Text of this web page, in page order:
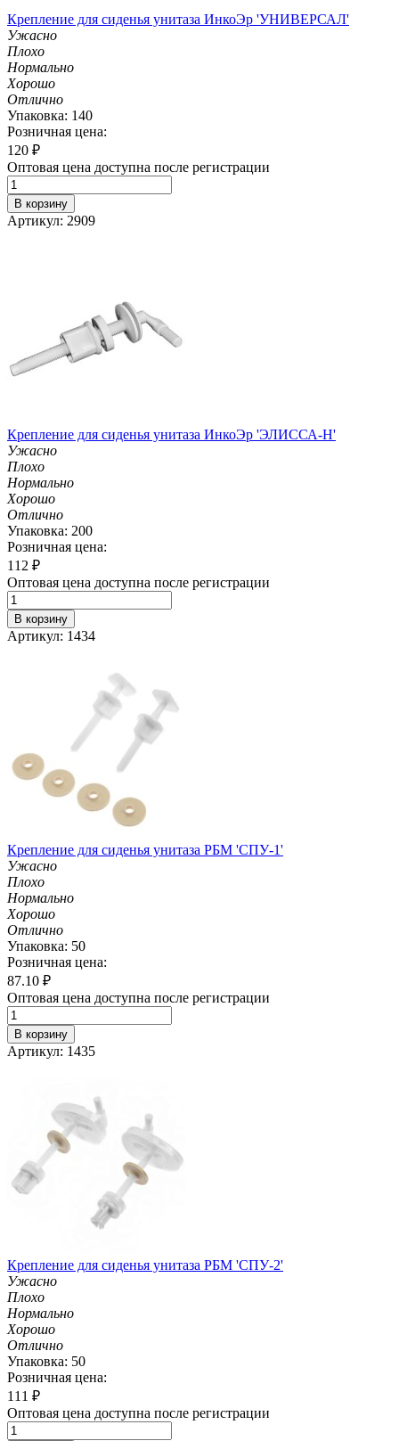
Крепление для сиденья унитаза ИнкоЭр 'УНИВЕРСАЛ'
Ужасно
Плохо
Нормально
Хорошо
Отлично
Упаковка: 140
Розничная цена:
120 ₽
Оптовая цена доступна после регистрации
В корзину
Артикул: 2909
Крепление для сиденья унитаза ИнкоЭр 'ЭЛИССА-Н'
Ужасно
Плохо
Нормально
Хорошо
Отлично
Упаковка: 200
Розничная цена:
112 ₽
Оптовая цена доступна после регистрации
В корзину
Артикул: 1434
Крепление для сиденья унитаза РБМ 'СПУ-1'
Ужасно
Плохо
Нормально
Хорошо
Отлично
Упаковка: 50
Розничная цена:
87.10 ₽
Оптовая цена доступна после регистрации
В корзину
Артикул: 1435
Крепление для сиденья унитаза РБМ 'СПУ-2'
Ужасно
Плохо
Нормально
Хорошо
Отлично
Упаковка: 50
Розничная цена:
111 ₽
Оптовая цена доступна после регистрации